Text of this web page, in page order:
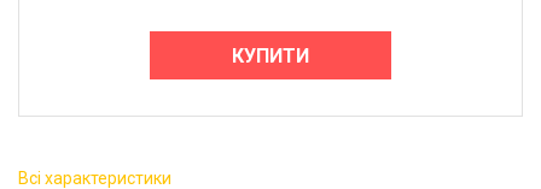
КУПИТИ
Всі характеристики